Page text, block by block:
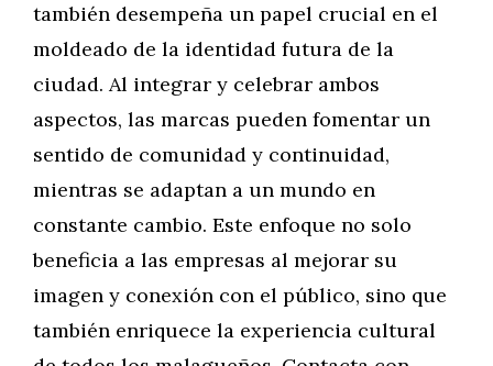
también desempeña un papel crucial en el
moldeado de la identidad futura de la
ciudad. Al integrar y celebrar ambos
aspectos, las marcas pueden fomentar un
sentido de comunidad y continuidad,
mientras se adaptan a un mundo en
constante cambio. Este enfoque no solo
beneficia a las empresas al mejorar su
imagen y conexión con el público, sino que
también enriquece la experiencia cultural